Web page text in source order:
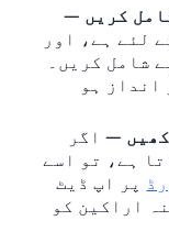
کریں—
لئے ہے، اور
شامل کریں۔
ہو
— اگر
ہے، تو اسے
پر اپ ڈیٹ
اراکین کو